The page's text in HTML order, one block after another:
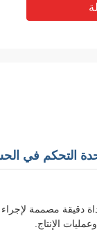
التحكم في
دقيقة مصممة
الإنتاج.